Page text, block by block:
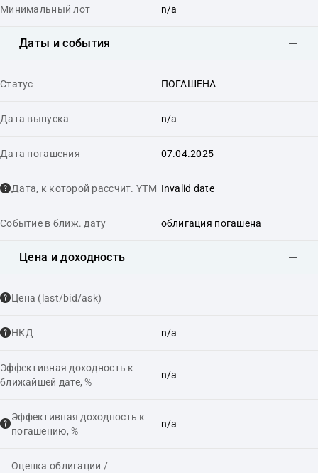
Минимальный лот n/a
Даты и события
Статус ПОГАШЕНА
Дата выпуска n/a
Дата погашения 07.04.2025
Дата, к которой рассчит. YTM Invalid date
Событие в ближ. дату облигация погашена
Цена и доходность
Цена (last/bid/ask)
НКД n/a
Эффективная доходность к
ближайшей дате, %
n/a
Эффективная доходность к
погашению, %
n/a
Оценка облигации /